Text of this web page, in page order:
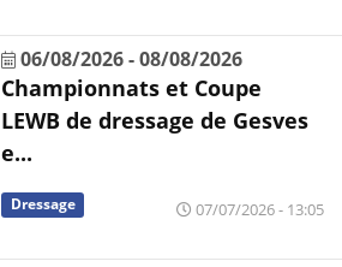
06/08/2026-08/08/2026
Championnats et Coupe
LEWB de dressage de Gesves
e...
Dressage 07/07/2026 - 13:05